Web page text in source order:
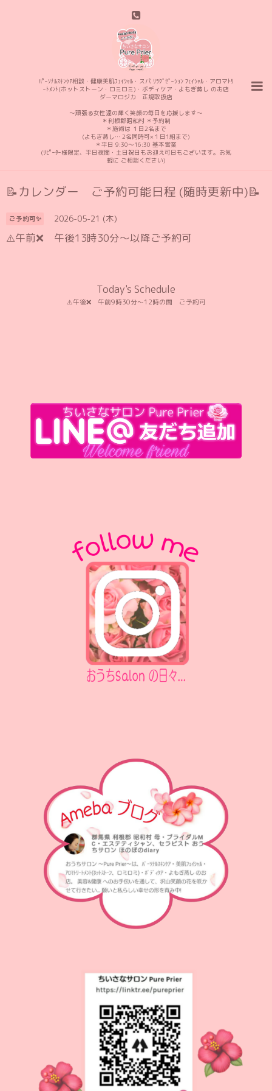
ﾊﾟｰｿﾅﾙｽｷﾝｹｱ相談・健康美肌ﾌｪｲｼｬﾙ・スパ ﾘﾗｸﾞｾﾞｰｼｮﾝ ﾌｪｲｼｬﾙ・アロマﾄﾘ
ｰﾄﾒﾝﾄ(ホットストーン・ロミロミ)・ボディケア・よもぎ蒸し のお店
ダーマロジカ 正規取扱店
〜頑張る女性達の輝く笑顔の毎日を応援します〜
＊利根郡昭和村 ＊予約制
＊施術は １日2名まで
(よもぎ蒸し… 2名同時可×１日1組まで)
＊平日 9:30〜16:30 基本営業
(ﾘﾋﾟｰﾀｰ様限定、平日夜間・土日祝日もお迎え可日もございます。お気
軽に ご相談ください)
📝カレンダー ご予約可能日程 (随時更新中)📝
ご予約可✨ 2026-05-21 (木)
⚠️午前❌️ 午後13時30分〜以降ご予約可
Today's Schedule
⚠️午後❌️ 午前9時30分〜12時の間 ご予約可